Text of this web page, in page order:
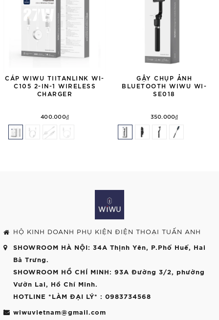
CÁP WIWU TIITANLINK WI-
C105 2-IN-1 WIRELESS
CHARGER
400.000₫
GẬY CHỤP ẢNH
BLUETOOTH WIWU WI-
SE018
350.000₫
HỘ KINH DOANH PHỤ KIỆN ĐIỆN THOẠI TUẤN ANH
SHOWROOM HÀ NỘI: 34A Thịnh Yên, P.Phố Huế, Hai
Bà Trưng.
SHOWROOM HỒ CHÍ MINH: 93A Đường 3/2, phường
Vườn Lai, Hồ Chí Minh.
HOTLINE *LÀM ĐẠI LÝ* : 0983734568
wiwuvietnam@gmail.com